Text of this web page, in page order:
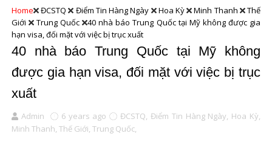
Home ĐCSTQ Điểm Tin Hàng Ngày Hoa Kỳ Minh Thanh
Thế
Giới
Trung Quốc
40 nhà báo Trung Quốc tại Mỹ không được gia
hạn visa, đối mặt với việc bị trục xuất
40 nhà báo Trung Quốc tại Mỹ không
được gia hạn visa, đối mặt với việc bị trục
xuất
Admin 6 years ago ĐCSTQ, Điểm Tin Hàng Ngày, Hoa Kỳ,
Minh Thanh, Thế Giới, Trung Quốc,